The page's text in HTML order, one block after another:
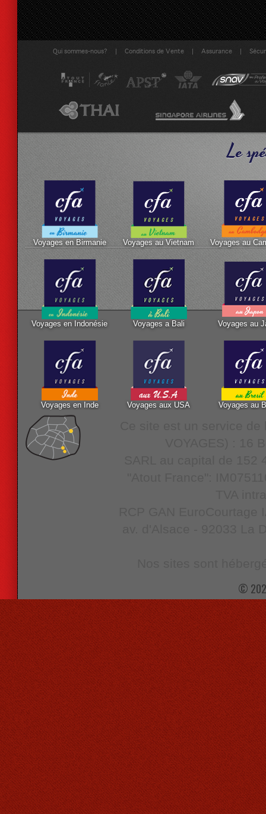
Qui sommes-nous? | Conditions de Vente | Assurance |
Le
Voyages en Birmanie Voyages au Vietnam Voyages au
Voyages en Indonésie Voyages a Bali Voyages au
Voyages en Inde Voyages aux USA Voyages au
©